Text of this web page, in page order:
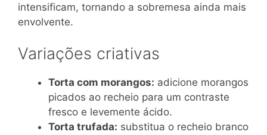
intensificam, tornando a sobremesa ainda mais
envolvente.
Variações criativas
Torta com morangos: adicione morangos
picados ao recheio para um contraste
fresco e levemente ácido.
Torta trufada: substitua o recheio branco